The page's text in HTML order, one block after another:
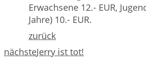
Erwachsene 12.- EUR,
Jahre) 10.- EUR.
zurück
nächsteJerry ist tot!